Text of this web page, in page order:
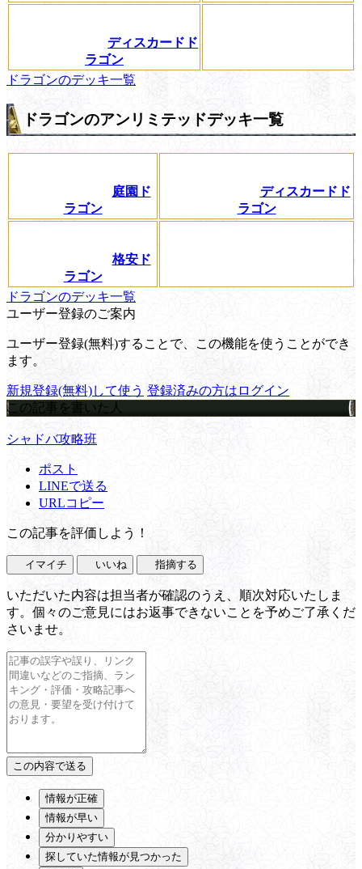
ディスカードド
ラゴン
ドラゴンのデッキ一覧
ドラゴンのアンリミテッドデッキ一覧
庭園ド
ラゴン
ディスカードド
ラゴン
格安ド
ラゴン
ドラゴンのデッキ一覧
ユーザー登録のご案内
ユーザー登録(無料)することで、この機能を使うことができ
ます。
新規登録(無料)して使う 登録済みの方はログイン
この記事を書いた人
シャドバ攻略班
ポスト
LINEで送る
URLコピー
この記事を評価しよう！
イマイチ いいね 指摘する
いただいた内容は担当者が確認のうえ、順次対応いたしま
す。個々のご意見にはお返事できないことを予めご了承くだ
さいませ。
情報が正確
情報が早い
分かりやすい
探していた情報が見つかった